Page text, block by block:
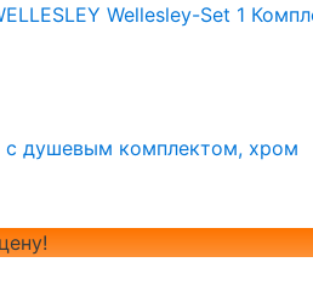
Wellesley-Set 1